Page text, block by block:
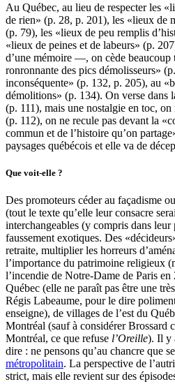
Au Québec, au lieu de respecter les
de rien» (p. 28, p. 201), les «lieux de
(p. 79), les «lieux de peu remplis
«lieux de peines et de labeurs» (p.
d’une mémoire —, on cède
ronronnante des pics démolisseurs»
inconséquente» (p. 132, p. 205), au
démolitions» (p. 134). On verse dans
(p. 111), mais une nostalgie en toc,
(p. 112), on ne recule pas devant la
commun et de l’histoire qu’on
paysages québécois et elle va de
Que voit-elle ?
Des promoteurs céder au façadisme
(tout le texte qu’elle leur consacre
interchangeables (y compris dans
faussement exotiques. Des
retraite, multiplier les horreurs
l’importance du patrimoine religieux
l’incendie de Notre-Dame de Paris
Québec (elle ne paraît pas être une
Régis Labeaume, pour le dire
enseigne), de villages de l’est du
Montréal (sauf à considérer Brossard
Montréal, ce que refuse l’Oreille). Il y
dire : ne pensons qu’au chancre que
métropolitain. La perspective de
strict, mais elle revient sur des